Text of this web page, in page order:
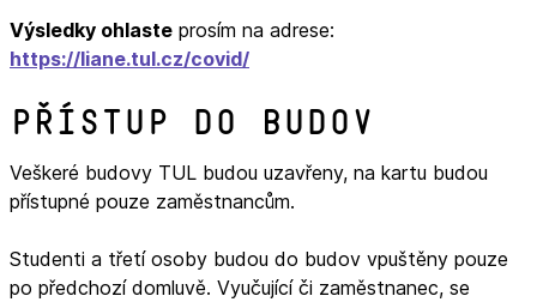
Výsledky ohlaste prosím na adrese:
https://liane.tul.cz/covid/
Přístup do budov
Veškeré budovy TUL budou uzavřeny, na kartu budou
přístupné pouze zaměstnancům.
Studenti a třetí osoby budou do budov vpuštěny pouze
po předchozí domluvě. Vyučující či zaměstnanec, se